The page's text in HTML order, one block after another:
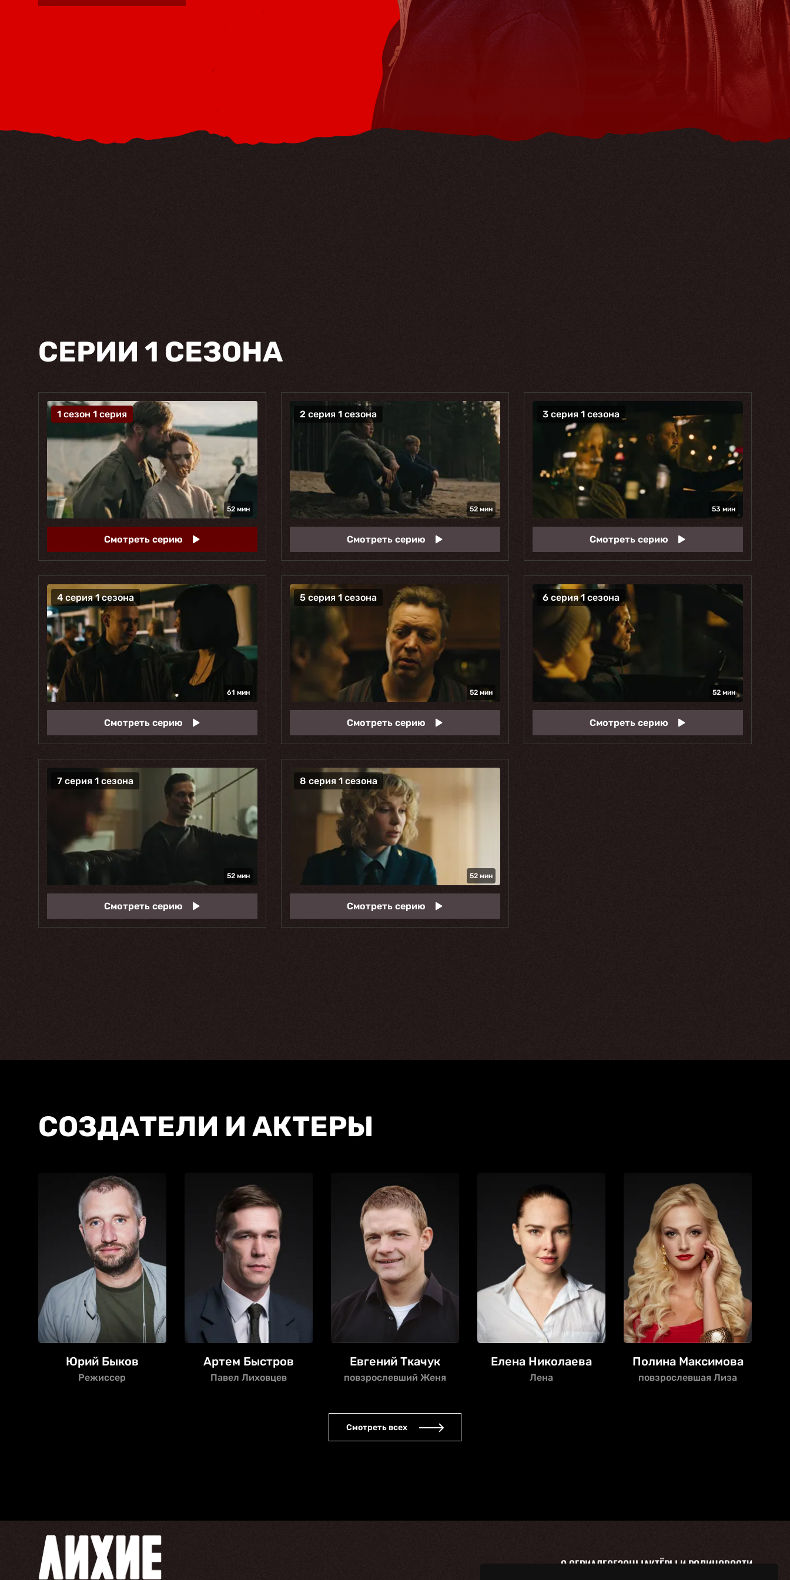
СЕРИИ 1 СЕЗОНА
1 сезон 1 серия
52 мин
Смотреть серию
2 серия 1 сезона
52 мин
Смотреть серию
3 серия 1 сезона
53 мин
Смотреть серию
4 серия 1 сезона
61 мин
Смотреть серию
5 серия 1 сезона
52 мин
Смотреть серию
6 серия 1 сезона
52 мин
Смотреть серию
7 серия 1 сезона
52 мин
Смотреть серию
8 серия 1 сезона
52 мин
Смотреть серию
СОЗДАТЕЛИ И АКТЕРЫ
Юрий Быков
Режиссер
Артем Быстров
Павел Лиховцев
Евгений Ткачук
повзрослевший Женя
Елена Николаева
Лена
Полина Максимова
повзрослевшая Лиза
Смотреть всех
О СЕРИАЛЕСЕЗОНЫАКТЁРЫ И РОЛИНОВОСТИ